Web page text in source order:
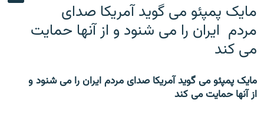
مایک پمپئو می گوید آمریکا صدای
مردم ایران را می شنود و از آنها حمایت
می کند
مایک پمپئو می گوید آمریکا صدای مردم ایران را می شنود و
از آنها حمایت می کند